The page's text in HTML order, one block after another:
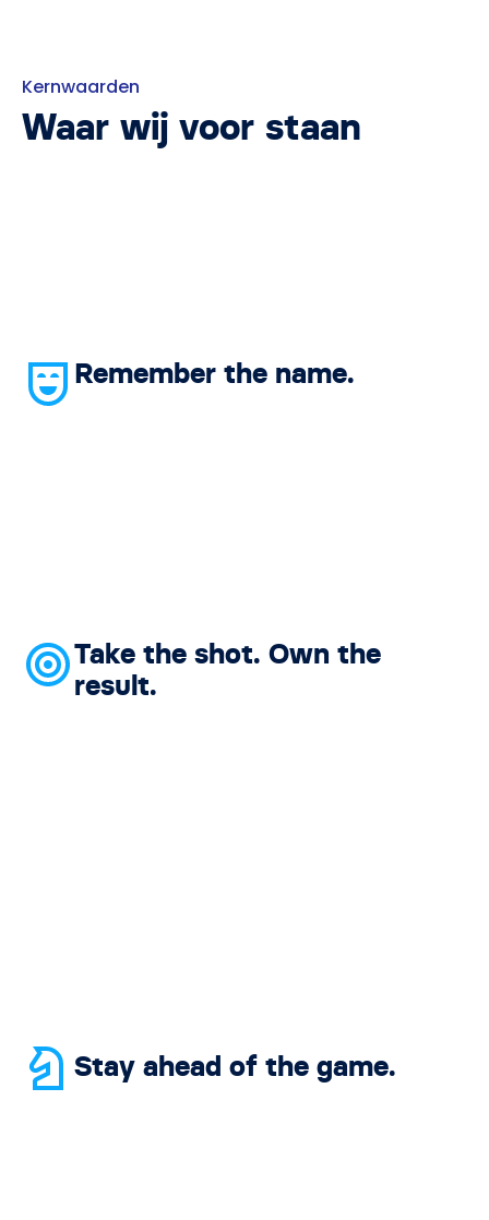
Kernwaarden
Waar wij voor staan
Remember the name.
Take the shot. Own the
result.
Stay ahead of the game.